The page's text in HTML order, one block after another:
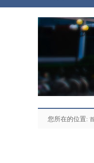
您所在的位置: